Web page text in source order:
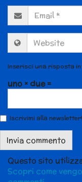
Inserisci una risposta
uno × due =
Iscrivimi alla newsletter!
Questo sito
Scopri come